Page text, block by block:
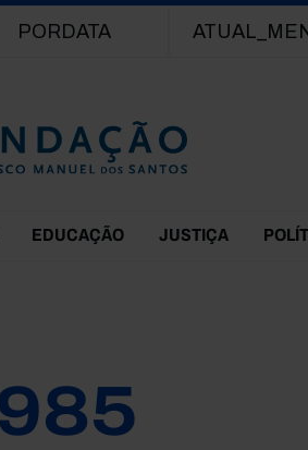
PORDATA
EDUCAÇÃO JUSTIÇA